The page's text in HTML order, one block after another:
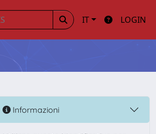
IT LOGIN
Informazioni